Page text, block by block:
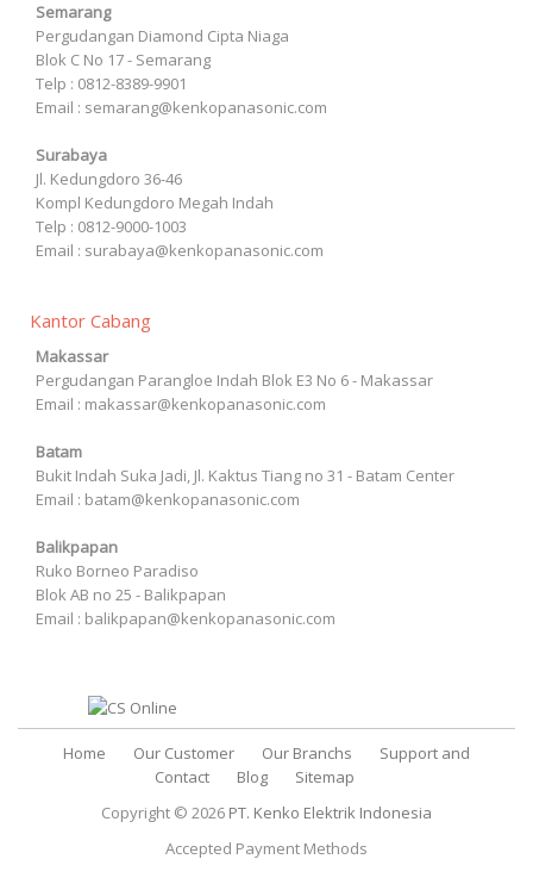
Semarang
Pergudangan Diamond Cipta Niaga
Blok C No 17 - Semarang
Telp : 0812-8389-9901
Email : semarang@kenkopanasonic.com
Surabaya
Jl. Kedungdoro 36-46
Kompl Kedungdoro Megah Indah
Telp : 0812-9000-1003
Email : surabaya@kenkopanasonic.com
Kantor Cabang
Makassar
Pergudangan Parangloe Indah Blok E3 No 6 - Makassar
Email : makassar@kenkopanasonic.com
Batam
Bukit Indah Suka Jadi, Jl. Kaktus Tiang no 31 - Batam Center
Email : batam@kenkopanasonic.com
Balikpapan
Ruko Borneo Paradiso
Blok AB no 25 - Balikpapan
Email : balikpapan@kenkopanasonic.com
Home Our Customer Our Branchs
Support and
Contact
Blog
Sitemap
Copyright © 2026 PT. Kenko Elektrik Indonesia
Accepted Payment Methods